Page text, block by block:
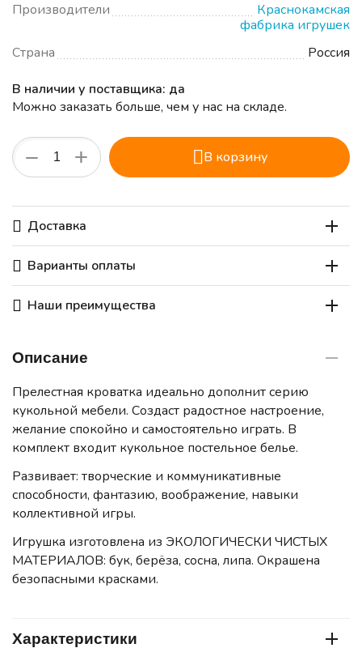
Производители
Краснокамская
фабрика игрушек
Страна
Россия
В наличии у поставщика: да
Можно заказать больше, чем у нас на складе.
+
− В корзину
Доставка
Варианты оплаты
Наши преимущества
Описание
Прелестная кроватка идеально дополнит серию
кукольной мебели. Создаст радостное настроение,
желание спокойно и самостоятельно играть. В
комплект входит кукольное постельное белье.
Развивает: творческие и коммуникативные
способности, фантазию, воображение, навыки
коллективной игры.
Игрушка изготовлена из ЭКОЛОГИЧЕСКИ ЧИСТЫХ
МАТЕРИАЛОВ: бук, берёза, сосна, липа. Окрашена
безопасными красками.
Характеристики